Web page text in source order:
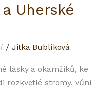
Uherské
/ Jitka Bublíková
lásky a okamžiků, ke
rozkvetlé stromy, vůni